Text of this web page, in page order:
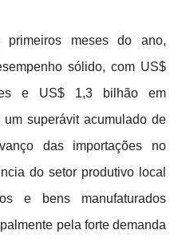
meses do ano,
sólido, com US$
e US$ 1,3 bilhão em
superávit acumulado de
das importações no
do setor produtivo local
e bens manufaturados
pela forte demanda